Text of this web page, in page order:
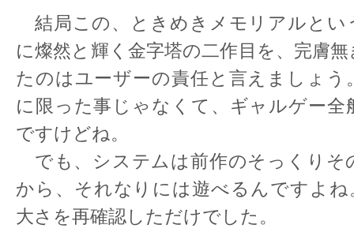
結局この、ときめきメモリアルとい
に燦然と輝く金字塔の二作目を、完膚
たのはユーザーの責任と言えましょう
に限った事じゃなくて、ギャルゲー全
ですけどね。
でも、システムは前作のそっくりそ
から、それなりには遊べるんですよね
大さを再確認しただけでした。